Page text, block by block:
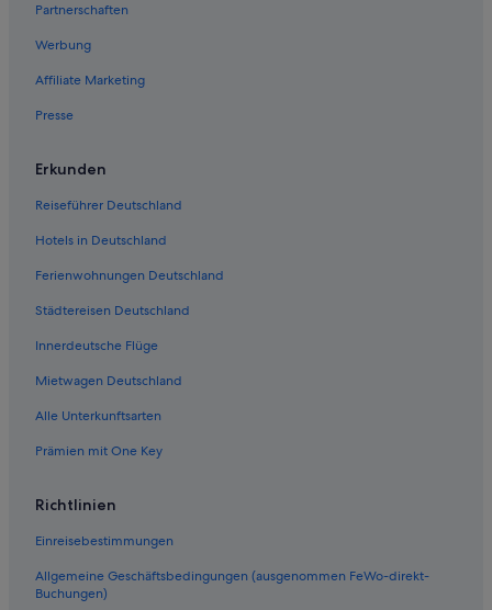
Partnerschaften
Werbung
Affiliate Marketing
Presse
Erkunden
Reiseführer Deutschland
Hotels in Deutschland
Ferienwohnungen Deutschland
Städtereisen Deutschland
Innerdeutsche Flüge
Mietwagen Deutschland
Alle Unterkunftsarten
Prämien mit One Key
Richtlinien
Einreisebestimmungen
Allgemeine Geschäftsbedingungen (ausgenommen FeWo-direkt-
Buchungen)